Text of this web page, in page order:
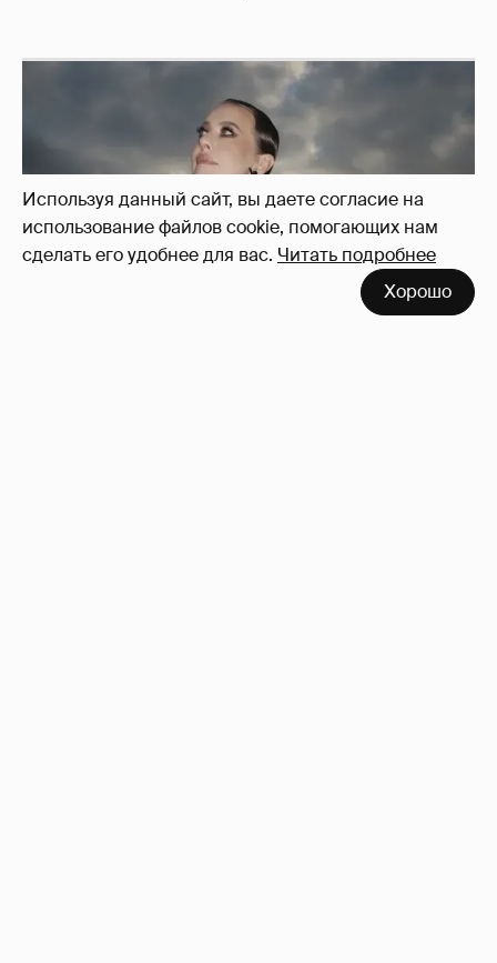
Используя данный сайт, вы даете согласие на
использование файлов cookie, помогающих нам
сделать его удобнее для вас. Читать подробнее
Хорошо